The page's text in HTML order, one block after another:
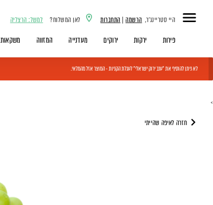
היי סטריינג'ר, הרשמה| התחברות לאן המשלוח? למשל: הרצליה
פירות ירקות ירוקים מעדנייה המזווה משקאות
לא ניתן להוסיף את "ענב ירוק ישראלי" לעגלת הקניות - המוצר אזל מהמלאי.
>
חזרה לאיפה שהייתי